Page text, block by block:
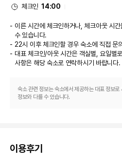
는 프런트 데스크, 짐 보관 등이 있습니다.
체크인 14:00
이른 시간에 체크인하거나, 체크아웃 시
수 있습니다.
22시 이후 체크인할 경우 숙소에 직접 문
대표 체크인/아웃 시간은 객실별, 요일별
사항은 해당 숙소로 연락하시기 바랍니다.
숙소 관련 정보는 숙소에서 제공하는 대표 정보
정보와 다를 수 있습니다.
이용후기